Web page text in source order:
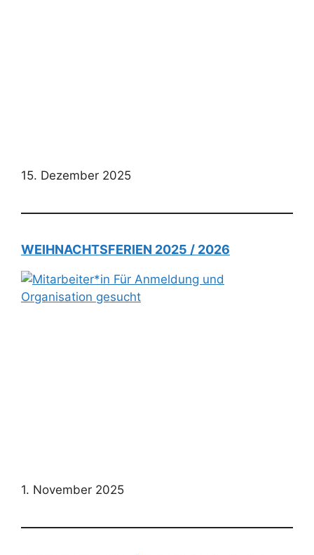
15. Dezember 2025
WEIHNACHTSFERIEN 2025 / 2026
1. November 2025